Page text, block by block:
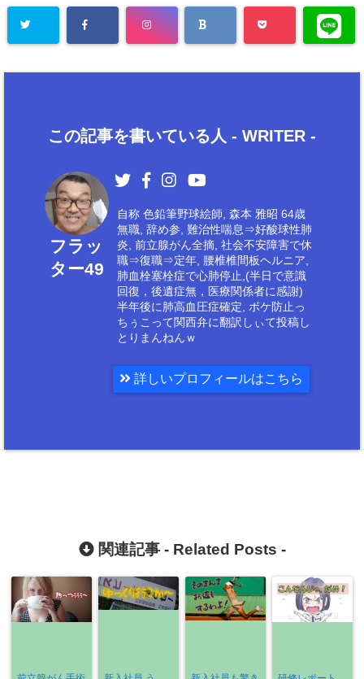
この記事を書いている人 - WRITER -
フラッ
ター49
自称 色鉛筆野球絵師, 森本 雅昭 64歳
無職, 辞め参, 難治性喘息⇒好酸球性肺
炎, 前立腺がん全摘, 社会不安障害で休
職⇒復職⇒定年, 腰椎椎間板ヘルニア,
肺血栓塞栓症で心肺停止,(半日で意識
回復，後遺症無，医療関係者に感謝)
半年後に肺高血圧症確定, ボケ防止っ
ちぅこって関西弁に翻訳しぃて投稿し
とりまんねんｗ
詳しいプロフィールはこちら
関連記事 - Related Posts -